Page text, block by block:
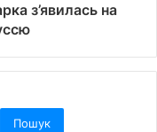
з’явилась на
Пошук